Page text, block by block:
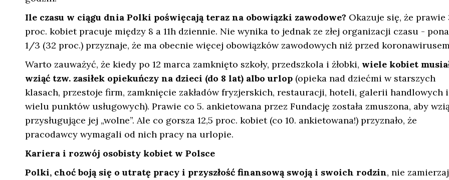
Ile czasu w ciągu dnia Polki poświęcają teraz na obowiązki zawodowe? Okazuje się, że prawie
proc. kobiet pracuje między 8 a 11h dziennie. Nie wynika to jednak ze złej organizacji czasu -
1/3 (32 proc.) przyznaje, że ma obecnie więcej obowiązków zawodowych niż przed
Warto zauważyć, że kiedy po 12 marca zamknięto szkoły, przedszkola i żłobki, wiele kobiet
wziąć tzw. zasiłek opiekuńczy na dzieci (do 8 lat) albo urlop (opieka nad dziećmi w starszych
klasach, przestoje firm, zamknięcie zakładów fryzjerskich, restauracji, hoteli, galerii handlowych i
wielu punktów usługowych). Prawie co 5. ankietowana przez Fundację została zmuszona, aby
przysługujące jej „wolne”. Ale co gorsza 12,5 proc. kobiet (co 10. ankietowana!) przyznało, że
pracodawcy wymagali od nich pracy na urlopie.
Kariera i rozwój osobisty kobiet w Polsce
Polki, choć boją się o utratę pracy i przyszłość finansową swoją i swoich rodzin, nie